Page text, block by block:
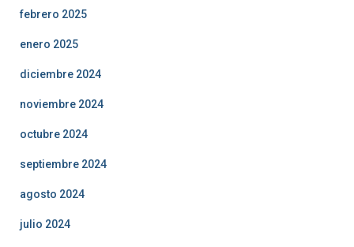
febrero 2025
enero 2025
diciembre 2024
noviembre 2024
octubre 2024
septiembre 2024
agosto 2024
julio 2024